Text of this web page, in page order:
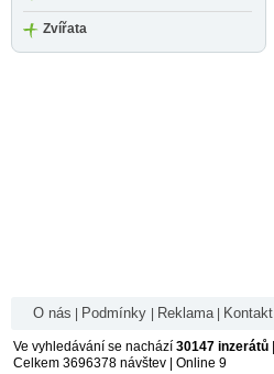
Zvířata
O nás Podmínky Reklama| Kontakt
Ve vyhledávání se nachází 30147 inzerátů
Celkem 3696378 návštev | Online 9